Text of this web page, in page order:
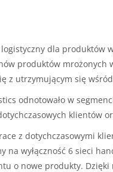
dla
produktów mrożonych
z utrzymującym się
odnotowało w
klientów
z dotychczasowymi
na wyłączność 6 sieci
o nowe produkty.